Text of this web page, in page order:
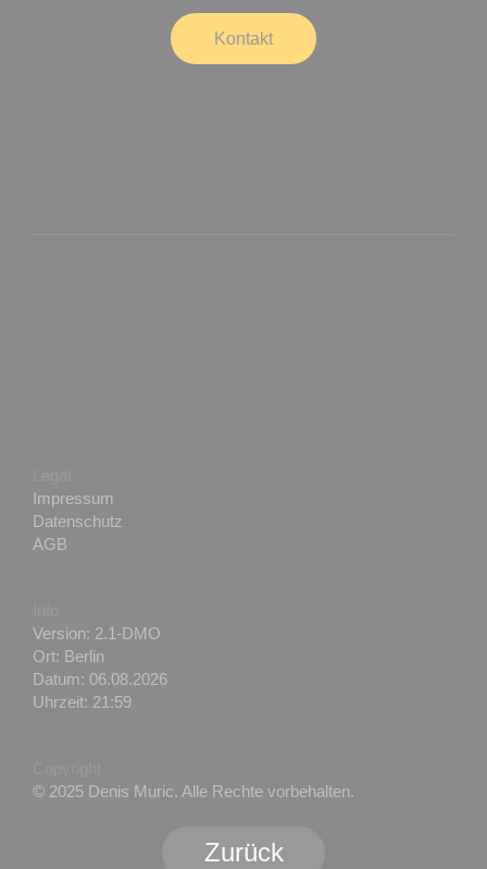
Zurück
Kontakt
Impressum
Datenschutz
AGB
Version: 2.1-DMO
Ort: Berlin
Datum: 06.08.2026
Uhrzeit: 21:59
© 2025 Denis Muric. Alle Rechte vorbehalten.